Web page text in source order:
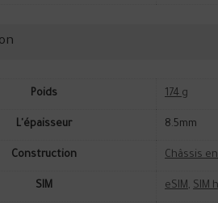
Poids 174 g
L'épaisseur 8.5mm
Construction Châssis
SIM eSIM, SIM